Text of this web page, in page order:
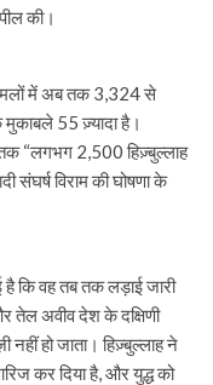
की।
में अब तक 3,324 से
55 ज़्यादा है।
“लगभग 2,500 हिज़्बुल्लाह
विराम की घोषणा के
कि वह तब तक लड़ाई जारी
तेल अवीव देश के दक्षिणी
हो जाता। हिज़्बुल्लाह ने
कर दिया है, और युद्ध को